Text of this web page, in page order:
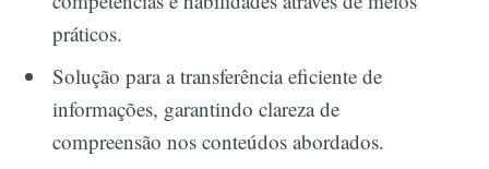
práticos.
Solução para a transferência eficiente de
informações, garantindo clareza de
compreensão nos conteúdos abordados.